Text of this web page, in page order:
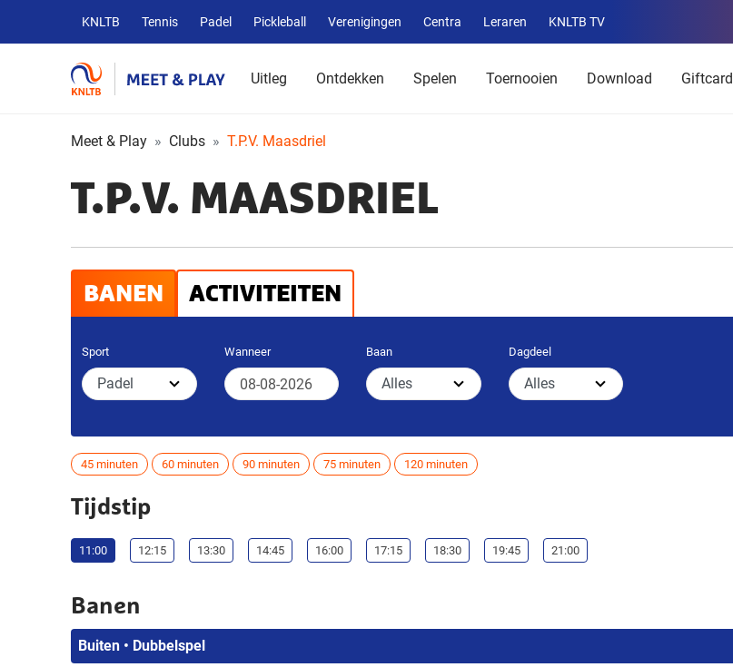
Overige
KNLTB
websites
KNLTB Tennis Padel Pickleball Verenigingen Centra Leraren KNLTB TV
Service
menu
Uitleg Ontdekken Spelen Toernooien Download Giftcard
Meet & Play Clubs T.P.V. Maasdriel
T.P.V. MAASDRIEL
BANEN ACTIVITEITEN
Sport Wanneer Baan Dagdeel
45 minuten 60 minuten 90 minuten 75 minuten 120 minuten
Tijdstip
11:00 12:15 13:30 14:45 16:00 17:15 18:30 19:45 21:00
Banen
Buiten • Dubbelspel